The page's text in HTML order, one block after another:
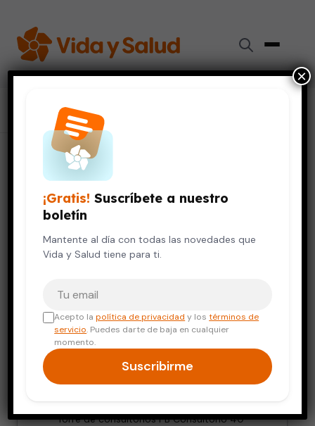
Colaboradores
Doctor
Cirugía
TÍTULOS ACADÉMICOS
Cirugía General
Cirugía Bariátrica
Clínica Redu-C Roma Av. Álvaro Obregón 151,
Torre de consultorios PB Consultorio 40
¡Gratis! Suscríbete a nuestro
boletín
Mantente al día con todas las novedades que
Vida y Salud tiene para ti.
Acepto lapolítica de privacidad y lostérminos de
servicio. Puedes darte de baja en cualquier
momento.
Suscribirme
×